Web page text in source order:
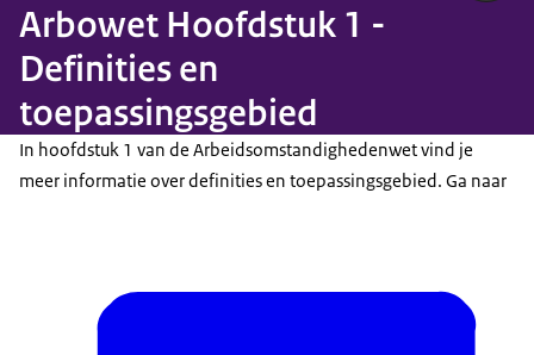
Arbowet Hoofdstuk 1 -
Definities en
toepassingsgebied
In hoofdstuk 1 van de Arbeidsomstandighedenwet vind je
meer informatie over definities en toepassingsgebied. Ga naar